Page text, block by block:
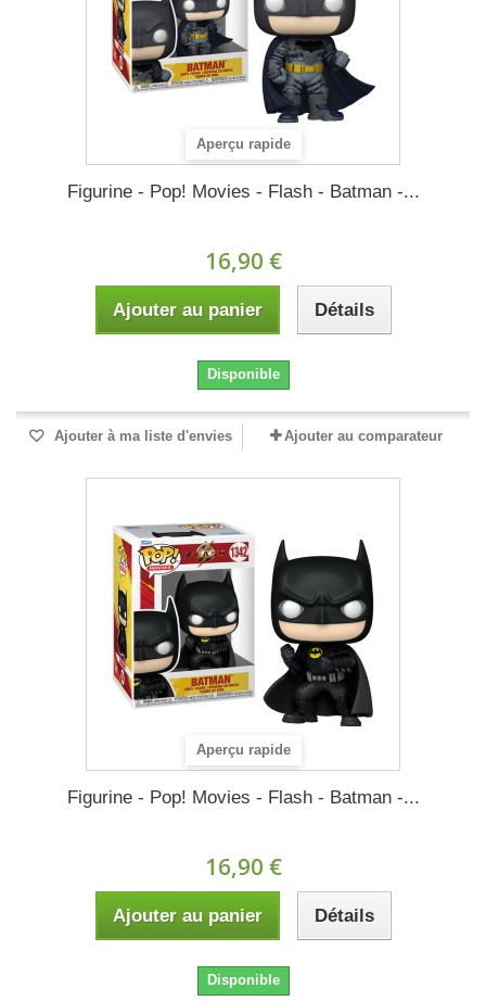
Aperçu rapide
Figurine - Pop! Movies - Flash - Batman -...
16,90 €
Ajouter au panier Détails
Disponible
Ajouter à ma liste d'envies Ajouter au comparateur
Aperçu rapide
Figurine - Pop! Movies - Flash - Batman -...
16,90 €
Ajouter au panier Détails
Disponible